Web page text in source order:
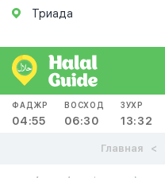
Триада
ФАДЖР
04:55
ВОСХОД
06:30
ЗУХР
13:32
Главная